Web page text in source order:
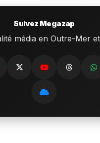
Suivez Megazap
média en Outre-Mer